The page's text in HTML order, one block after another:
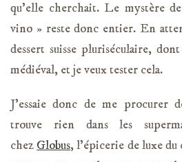
qu’elle cherchait. Le mystère
vino » reste donc entier. En
dessert suisse pluriséculaire,
médiéval, et je veux tester cela.
J’essaie donc de me procurer
trouve rien dans les
chez Globus, l’épicerie de luxe